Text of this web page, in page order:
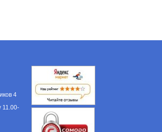
4
11.00-